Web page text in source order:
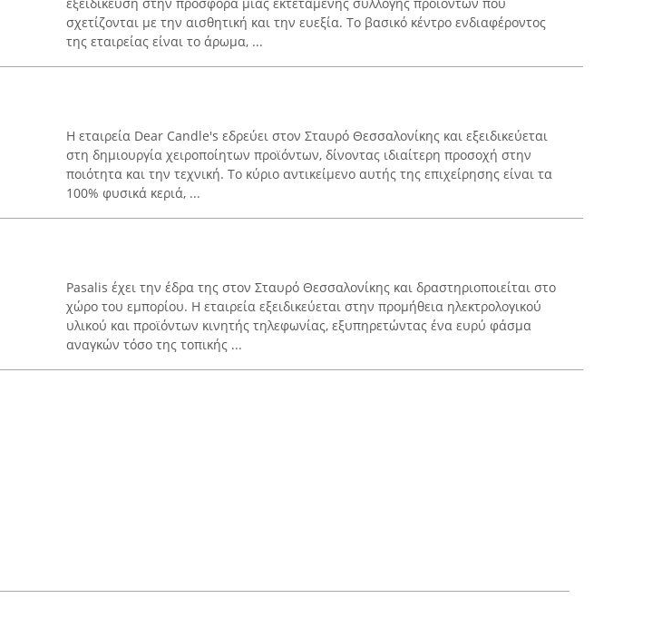
σχετίζονται με την αισθητική και την ευεξία. Το βασικό κέντρο ενδιαφέροντος
της εταιρείας είναι το άρωμα, ...
Η εταιρεία Dear Candle's εδρεύει στον Σταυρό Θεσσαλονίκης και εξειδικεύεται
στη δημιουργία χειροποίητων προϊόντων, δίνοντας ιδιαίτερη προσοχή στην
ποιότητα και την τεχνική. Το κύριο αντικείμενο αυτής της επιχείρησης είναι τα
100% φυσικά κεριά, ...
Pasalis έχει την έδρα της στον Σταυρό Θεσσαλονίκης και δραστηριοποιείται στο
χώρο του εμπορίου. Η εταιρεία εξειδικεύεται στην προμήθεια ηλεκτρολογικού
υλικού και προϊόντων κινητής τηλεφωνίας, εξυπηρετώντας ένα ευρύ φάσμα
αναγκών τόσο της τοπικής ...